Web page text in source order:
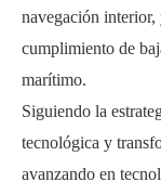
navegación interior,
cumplimiento de
marítimo.
Siguiendo la
tecnológica y
avanzando en